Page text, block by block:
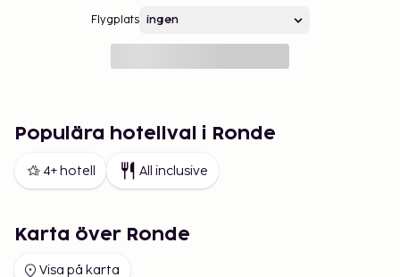
Flygplats
Populära hotellval i Ronde
4+ hotell All inclusive
Karta över Ronde
Visa på karta